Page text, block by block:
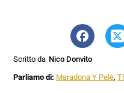
Scritto da Nico Donvito
Parliamo di: Maradona Y Pelè,